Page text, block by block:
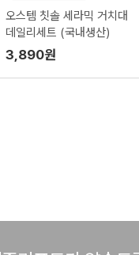
오스템 칫솔 세라믹 거치대
데일리세트 (국내생산)
3,890원